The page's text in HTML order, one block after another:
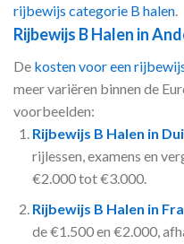
rijbewijs categorie B halen
Rijbewijs B Halen in
De kosten voor een
meer variëren binnen de
voorbeelden:
Rijbewijs B Halen in
rijlessen, examens en
€2.000 tot €3.000.
Rijbewijs B Halen in
de €1.500 en €2.000,